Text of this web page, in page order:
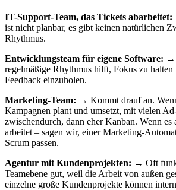
IT-Support-Team, das Tickets abarbeitet:
ist nicht planbar, es gibt keinen natürlichen
Rhythmus.
Entwicklungsteam für eigene Software: →
regelmäßige Rhythmus hilft, Fokus zu halten
Feedback einzuholen.
Marketing-Team: → Kommt drauf an.
Kampagnen plant und umsetzt, mit vielen
zwischendurch, dann eher Kanban. Wenn es
arbeitet – sagen wir, einer Marketing-
Scrum passen.
Agentur mit Kundenprojekten: → Oft
Teamebene gut, weil die Arbeit von außen
einzelne große Kundenprojekte können